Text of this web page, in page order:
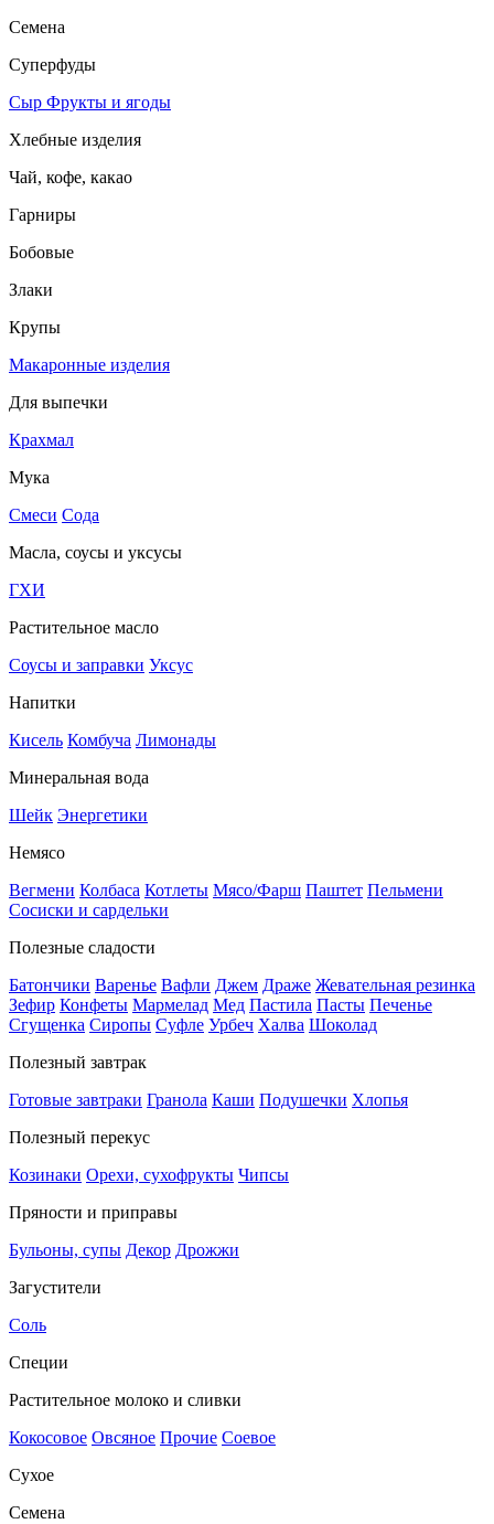
Семена
Суперфуды
Сыр Фрукты и ягоды
Хлебные изделия
Чай, кофе, какао
Гарниры
Бобовые
Злаки
Крупы
Макаронные изделия
Для выпечки
Крахмал
Мука
Смеси Сода
Масла, соусы и уксусы
ГХИ
Растительное масло
Соусы и заправки Уксус
Напитки
Кисель Комбуча Лимонады
Минеральная вода
Шейк Энергетики
Немясо
Вегмени Колбаса Котлеты Мясо/Фарш Паштет Пельмени
Сосиски и сардельки
Полезные сладости
Батончики Варенье Вафли Джем Драже Жевательная резинка
Зефир Конфеты Мармелад Мед Пастила Пасты Печенье
Сгущенка Сиропы Суфле Урбеч Халва Шоколад
Полезный завтрак
Готовые завтраки Гранола Каши Подушечки Хлопья
Полезный перекус
Козинаки Орехи, сухофрукты Чипсы
Пряности и приправы
Бульоны, супы Декор Дрожжи
Загустители
Соль
Специи
Растительное молоко и сливки
Кокосовое Овсяное Прочие Соевое
Сухое
Семена